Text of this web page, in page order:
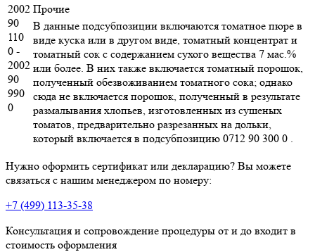
2002
90
110
0 -
2002
90
990
0
Прочие
В данные подсубпозиции включаются томатное пюре в
виде куска или в другом виде, томатный концентрат и
томатный сок с содержанием сухого вещества 7 мас.%
или более. В них также включается томатный порошок,
полученный обезвоживанием томатного сока; однако
сюда не включается порошок, полученный в результате
размалывания хлопьев, изготовленных из сушеных
томатов, предварительно разрезанных на дольки,
который включается в подсубпозицию 0712 90 300 0 .
Нужно оформить сертификат или декларацию? Вы можете
связаться с нашим менеджером по номеру:
+7 (499) 113-35-38
Консультация и сопровождение процедуры от и до входит в
стоимость оформления